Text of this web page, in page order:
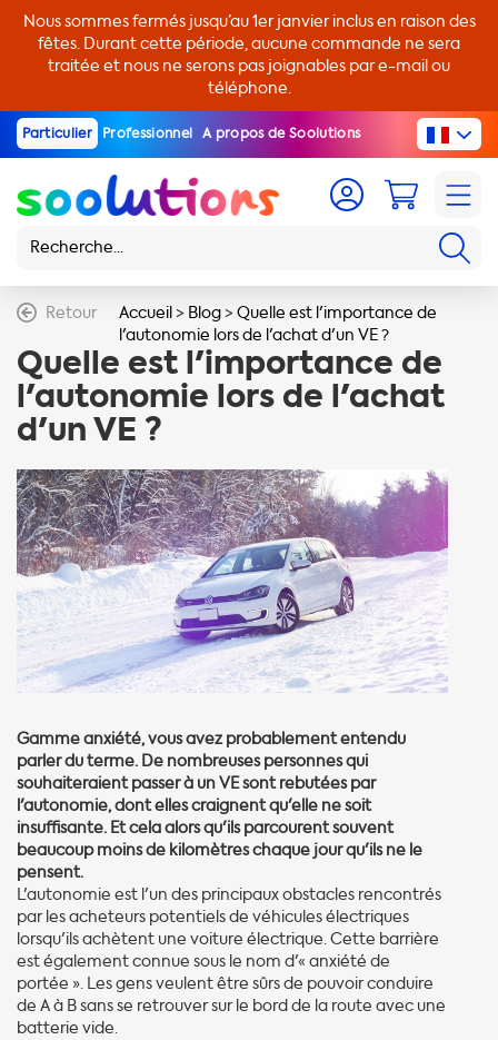
Nous sommes fermés jusqu’au 1er janvier inclus en raison des
fêtes. Durant cette période, aucune commande ne sera
traitée et nous ne serons pas joignables par e-mail ou
téléphone.
Particulier Professionnel A propos de Soolutions
Retour Accueil> Blog>Quelle est l'importance de
l'autonomie lors de l'achat d'un VE ?
Quelle est l'importance de
l'autonomie lors de l'achat
d'un VE ?
Gamme anxiété, vous avez probablement entendu
parler du terme. De nombreuses personnes qui
souhaiteraient passer à un VE sont rebutées par
l'autonomie, dont elles craignent qu'elle ne soit
insuffisante. Et cela alors qu'ils parcourent souvent
beaucoup moins de kilomètres chaque jour qu'ils ne le
pensent.
L'autonomie est l'un des principaux obstacles rencontrés
par les acheteurs potentiels de véhicules électriques
lorsqu'ils achètent une voiture électrique. Cette barrière
est également connue sous le nom d'« anxiété de
portée ». Les gens veulent être sûrs de pouvoir conduire
de A à B sans se retrouver sur le bord de la route avec une
batterie vide.